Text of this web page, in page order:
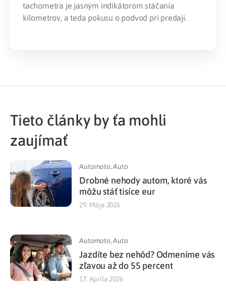
tachometra je jasným indikátorom stáčania
kilometrov, a teda pokusu o podvod pri predaji.
Tieto články by ťa mohli
zaujímať
Automoto,Auto
Drobné nehody autom, ktoré vás
môžu stáť tisíce eur
29. Mája 2026
Automoto,Auto
Jazdíte bez nehôd? Odmeníme vás
zľavou až do 55 percent
17. Apríla 2026